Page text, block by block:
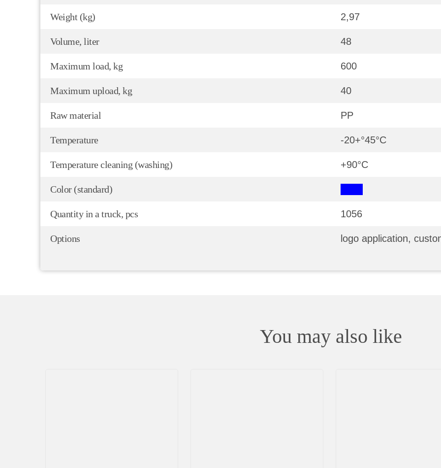
Weight (kg) 2,97
Volume, liter 48
Maximum load, kg 600
Maximum upload, kg 40
Raw material PP
Temperature -20+°45°С
Temperature cleaning (washing) +90°С
Color (standard)
Quantity in a truck, pcs 1056
Options logo application,
You may also like